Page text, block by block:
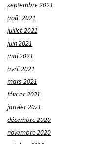
septembre 2021
août 2021
juillet 2021
juin 2021
mai 2021
avril 2021
mars 2021
février 2021
janvier 2021
décembre 2020
novembre 2020